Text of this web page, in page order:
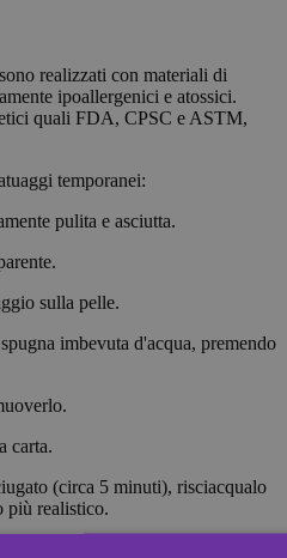
sono realizzati con materiali di
ipoallergenici e atossici.
quali FDA, CPSC e ASTM,
temporanei:
pulita e asciutta.
sulla pelle.
imbevuta d'acqua, premendo
carta.
(circa 5 minuti), risciacqualo
più realistico.
o nella zona degli occhi. Per